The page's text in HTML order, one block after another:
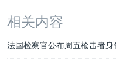
相关内容
法国检察官公布周五枪击者身